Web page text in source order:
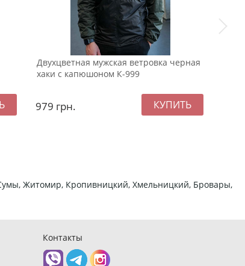
Двухцветная мужская ветровка черная
хаки с капюшоном К-999
979 грн.
Житомир, Кропивницкий, Хмельницкий, Бровары,
Контакты